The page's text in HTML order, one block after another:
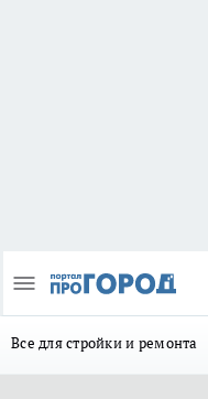
Все для стройки и ремонта